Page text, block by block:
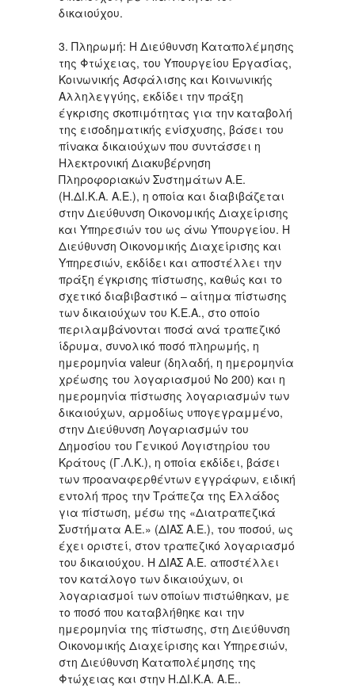
δικαιούχου.
3. Πληρωμή: H Διεύθυνση Καταπολέμησης
της Φτώχειας, του Υπουργείου Εργασίας,
Κοινωνικής Ασφάλισης και Κοινωνικής
Αλληλεγγύης, εκδίδει την πράξη
έγκρισης σκοπιμότητας για την καταβολή
της εισοδηματικής ενίσχυσης, βάσει του
πίνακα δικαιούχων που συντάσσει η
Ηλεκτρονική Διακυβέρνηση
Πληροφοριακών Συστημάτων Α.Ε.
(Η.ΔΙ.Κ.Α. Α.Ε.), η οποία και διαβιβάζεται
στην Διεύθυνση Οικονομικής Διαχείρισης
και Υπηρεσιών του ως άνω Υπουργείου. Η
Διεύθυνση Οικονομικής Διαχείρισης και
Υπηρεσιών, εκδίδει και αποστέλλει την
πράξη έγκρισης πίστωσης, καθώς και το
σχετικό διαβιβαστικό – αίτημα πίστωσης
των δικαιούχων του Κ.Ε.Α., στο οποίο
περιλαμβάνονται ποσά ανά τραπεζικό
ίδρυμα, συνολικό ποσό πληρωμής, η
ημερομηνία valeur (δηλαδή, η ημερομηνία
χρέωσης του λογαριασμού Νο 200) και η
ημερομηνία πίστωσης λογαριασμών των
δικαιούχων, αρμοδίως υπογεγραμμένο,
στην Διεύθυνση Λογαριασμών του
Δημοσίου του Γενικού Λογιστηρίου του
Κράτους (Γ.Λ.Κ.), η οποία εκδίδει, βάσει
των προαναφερθέντων εγγράφων, ειδική
εντολή προς την Τράπεζα της Ελλάδος
για πίστωση, μέσω της «Διατραπεζικά
Συστήματα Α.Ε.» (ΔΙΑΣ Α.Ε.), του ποσού, ως
έχει οριστεί, στον τραπεζικό λογαριασμό
του δικαιούχου. Η ΔΙΑΣ Α.Ε. αποστέλλει
τον κατάλογο των δικαιούχων, οι
λογαριασμοί των οποίων πιστώθηκαν, με
το ποσό που καταβλήθηκε και την
ημερομηνία της πίστωσης, στη Διεύθυνση
Οικονομικής Διαχείρισης και Υπηρεσιών,
στη Διεύθυνση Καταπολέμησης της
Φτώχειας και στην Η.ΔΙ.Κ.Α. Α.Ε..